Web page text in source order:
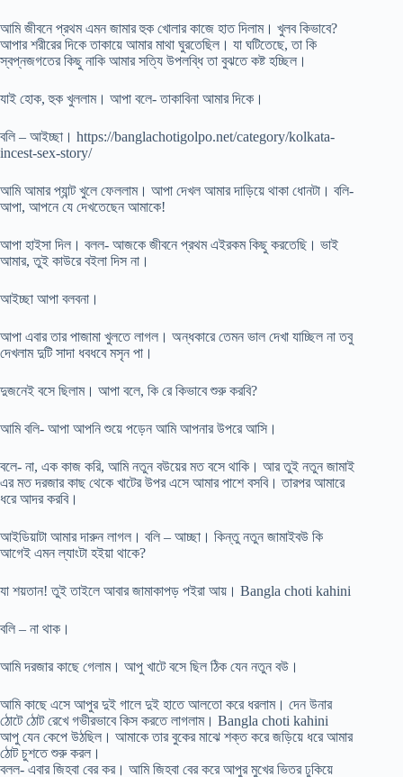
আমি জীবনে প্রথম এমন জামার হুক খোলার কাজে হাত দিলাম। খুলব কিভাবে?
আপার শরীরের দিকে তাকায়ে আমার মাথা ঘুরতেছিল। যা ঘটিতেছে, তা কি
স্বপ্নজগতের কিছু নাকি আমার সত্যি উপলব্ধি তা বুঝতে কষ্ট হচ্ছিল।
যাই হোক, হুক খুললাম। আপা বলে- তাকাবিনা আমার দিকে।
বলি – আইচ্ছা। https://banglachotigolpo.net/category/kolkata-
incest-sex-story/
আমি আমার প্যান্ট খুলে ফেললাম। আপা দেখল আমার দাড়িয়ে থাকা ধোনটা। বলি-
আপা, আপনে যে দেখতেছেন আমাকে!
আপা হাইসা দিল। বলল- আজকে জীবনে প্রথম এইরকম কিছু করতেছি। ভাই
আমার, তুই কাউরে বইলা দিস না।
আইচ্ছা আপা বলবনা।
আপা এবার তার পাজামা খুলতে লাগল। অন্ধকারে তেমন ভাল দেখা যাচ্ছিল না তবু
দেখলাম দুটি সাদা ধবধবে মসৃন পা।
দুজনেই বসে ছিলাম। আপা বলে, কি রে কিভাবে শুরু করবি?
আমি বলি- আপা আপনি শুয়ে পড়েন আমি আপনার উপরে আসি।
বলে- না, এক কাজ করি, আমি নতুন বউয়ের মত বসে থাকি। আর তুই নতুন জামাই
এর মত দরজার কাছ থেকে খাটের উপর এসে আমার পাশে বসবি। তারপর আমারে
ধরে আদর করবি।
আইডিয়াটা আমার দারুন লাগল। বলি – আচ্ছা। কিন্তু নতুন জামাইবউ কি
আগেই এমন ল্যাংটা হইয়া থাকে?
যা শয়তান! তুই তাইলে আবার জামাকাপড় পইরা আয়। Bangla choti kahini
বলি – না থাক।
আমি দরজার কাছে গেলাম। আপু খাটে বসে ছিল ঠিক যেন নতুন বউ।
আমি কাছে এসে আপুর দুই গালে দুই হাতে আলতো করে ধরলাম। দেন উনার
ঠোটে ঠোট রেখে গভীরভাবে কিস করতে লাগলাম। Bangla choti kahini
আপু যেন কেপে উঠছিল। আমাকে তার বুকের মাঝে শক্ত করে জড়িয়ে ধরে আমার
ঠোট চুশতে শুরু করল।
বলল- এবার জিহবা বের কর। আমি জিহবা বের করে আপুর মুখের ভিতর ঢুকিয়ে